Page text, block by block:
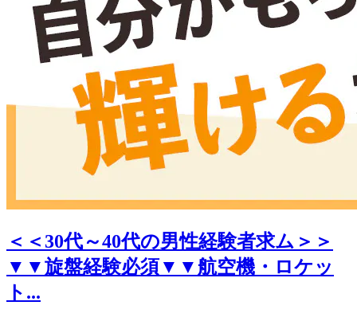
＜＜30代～40代の男性経験者求ム＞＞
▼▼旋盤経験必須▼▼航空機・ロケッ
ト...